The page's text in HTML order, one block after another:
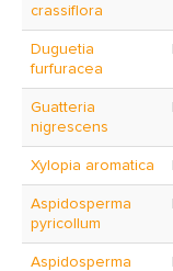
crassiflora
Duguetia
furfuracea
Guatteria
nigrescens
Xylopia aromatica
Aspidosperma
pyricollum
Aspidosperma